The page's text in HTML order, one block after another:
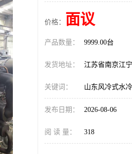
价格： 面议
产品数量： 9999.00台
发货地址： 江苏省南京江
关键词： 山东风冷式水
发布日期： 2026-08-06
阅 读 量： 318